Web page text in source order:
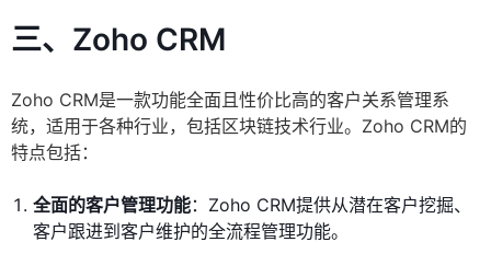
三、Zoho CRM
Zoho CRM是一款功能全面且性价比高的客户关系管理系
统，适用于各种行业，包括区块链技术行业。Zoho CRM的
特点包括：
全面的客户管理功能：Zoho CRM提供从潜在客户挖掘、
客户跟进到客户维护的全流程管理功能。